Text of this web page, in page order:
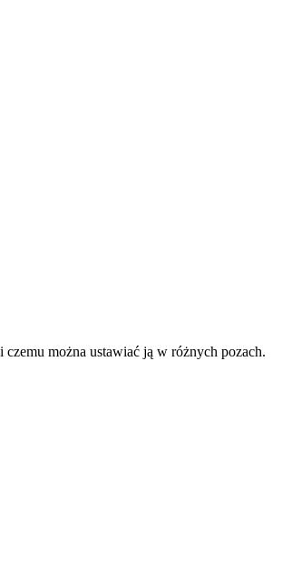
czemu można ustawiać ją w różnych pozach.